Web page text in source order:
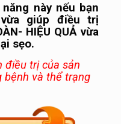
này nếu bạn
giúp điều trị
HIỆU QUẢ vừa
sẹo.
điều trị của sản
bệnh và thể trạng